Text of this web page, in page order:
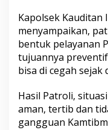
Kapolsek Kauditan
menyampaikan,
bentuk pelayanan
tujuannya
bisa di cegah sejak
Hasil Patroli,
aman, tertib dan
gangguan